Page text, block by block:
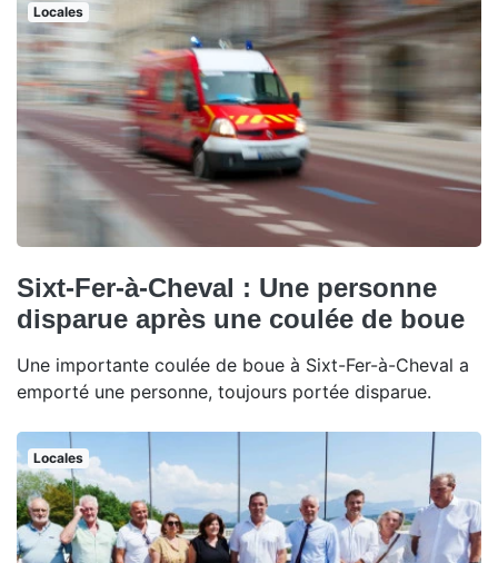
Locales
Sixt-Fer-à-Cheval : Une personne
disparue après une coulée de boue
Une importante coulée de boue à Sixt-Fer-à-Cheval a
emporté une personne, toujours portée disparue.
Locales